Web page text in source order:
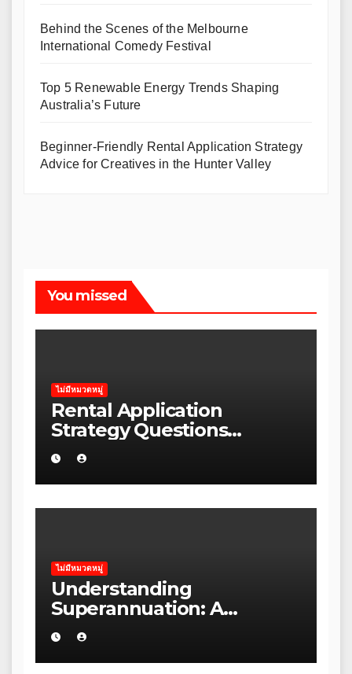
Behind the Scenes of the Melbourne
International Comedy Festival
Top 5 Renewable Energy Trends Shaping
Australia’s Future
Beginner-Friendly Rental Application Strategy
Advice for Creatives in the Hunter Valley
You missed
ไม่มีหมวดหมู่
Rental Application
Strategy Questions
Wellness Brands Should
Ask Before Starting in the
Blue Mountains
ไม่มีหมวดหมู่
Understanding
Superannuation: A
Beginner’s Guide for
Australians